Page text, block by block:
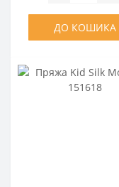
ДО КОШИКА